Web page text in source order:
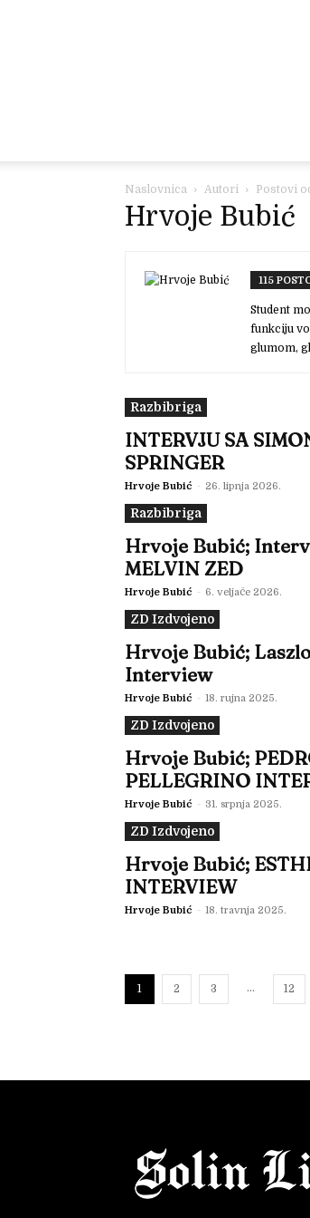
Naslovnica Autori Postovi
Hrvoje Bubić
115
Student
funkciju
glumom,
Razbibriga
INTERVJU SA
SPRINGER
Hrvoje Bubić - 26. lipnja 2026.
Razbibriga
Hrvoje Bubić;
MELVIN ZED
Hrvoje Bubić - 6. veljače 2026.
ZD Izdvojeno
Hrvoje Bubić;
Interview
Hrvoje Bubić - 18. rujna 2025.
ZD Izdvojeno
Hrvoje Bubić;
PELLEGRINO
Hrvoje Bubić - 31. srpnja 2025.
ZD Izdvojeno
Hrvoje Bubić;
INTERVIEW
Hrvoje Bubić - 18. travnja 2025.
1 2 3 ... 12